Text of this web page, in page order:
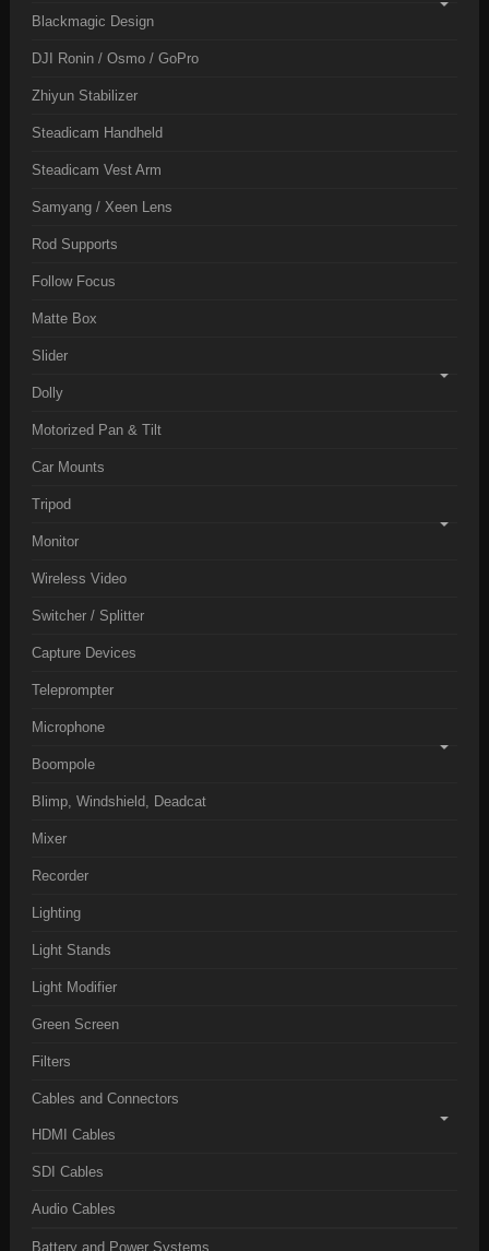
Blackmagic Design
DJI Ronin / Osmo / GoPro
Zhiyun Stabilizer
Steadicam Handheld
Steadicam Vest Arm
Samyang / Xeen Lens
Rod Supports
Follow Focus
Matte Box
Slider
Dolly
Motorized Pan & Tilt
Car Mounts
Tripod
Monitor
Wireless Video
Switcher / Splitter
Capture Devices
Teleprompter
Microphone
Boompole
Blimp, Windshield, Deadcat
Mixer
Recorder
Lighting
Light Stands
Light Modifier
Green Screen
Filters
Cables and Connectors
HDMI Cables
SDI Cables
Audio Cables
Battery and Power Systems